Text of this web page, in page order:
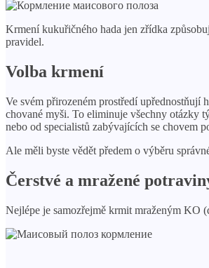
Krmení kukuřičného hada jen zřídka
pravidel.
Volba krmení
Ve svém přirozeném prostředí upřednostňují
chované myši. To eliminuje všechny otázky
nebo od specialistů zabývajících se chovem
Ale měli byste vědět předem o výběru
Čerstvé a mražené
Nejlépe je samozřejmě krmit mraženým KO